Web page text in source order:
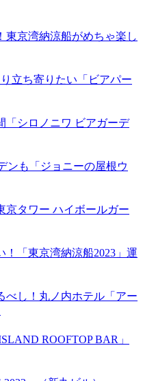
東京湾納涼船がめちゃ楽し
立ち寄りたい「ビアパー
「シロノニワ ビアガーデ
ンも「ジョニーの屋根ウ
京タワー ハイボールガー
！「東京湾納涼船2023」運
べし！丸ノ内ホテル「アー
ROOFTOP BAR」